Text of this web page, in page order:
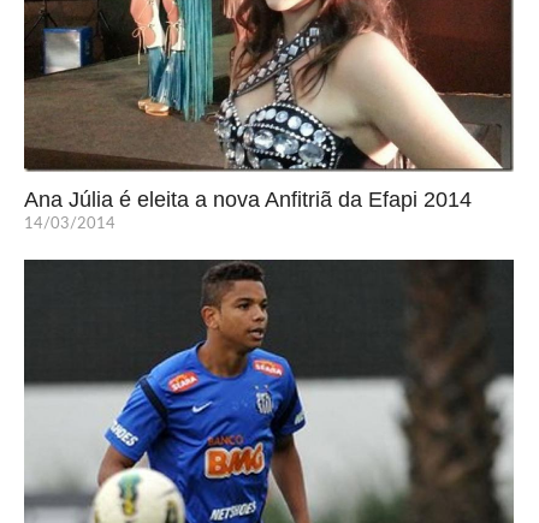
Ana Júlia é eleita a nova Anfitriã da Efapi 2014
14/03/2014